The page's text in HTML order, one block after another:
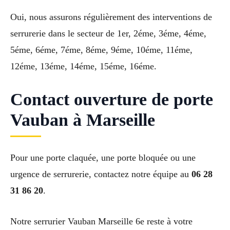
Oui, nous assurons régulièrement des interventions de
serrurerie dans le secteur de 1er, 2éme, 3éme, 4éme,
5éme, 6éme, 7éme, 8éme, 9éme, 10éme, 11éme,
12éme, 13éme, 14éme, 15éme, 16éme.
Contact ouverture de porte
Vauban à Marseille
Pour une porte claquée, une porte bloquée ou une
urgence de serrurerie, contactez notre équipe au 06 28
31 86 20.
Notre serrurier Vauban Marseille 6e reste à votre